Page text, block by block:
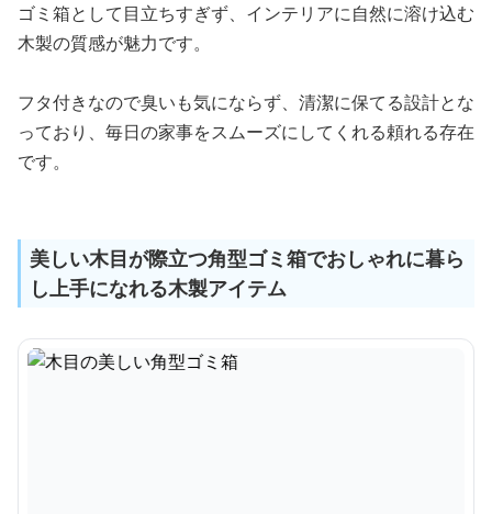
ゴミ箱として目立ちすぎず、インテリアに自然に溶け込む
木製の質感が魅力です。
フタ付きなので臭いも気にならず、清潔に保てる設計とな
っており、毎日の家事をスムーズにしてくれる頼れる存在
です。
美しい木目が際立つ角型ゴミ箱でおしゃれに暮ら
し上手になれる木製アイテム